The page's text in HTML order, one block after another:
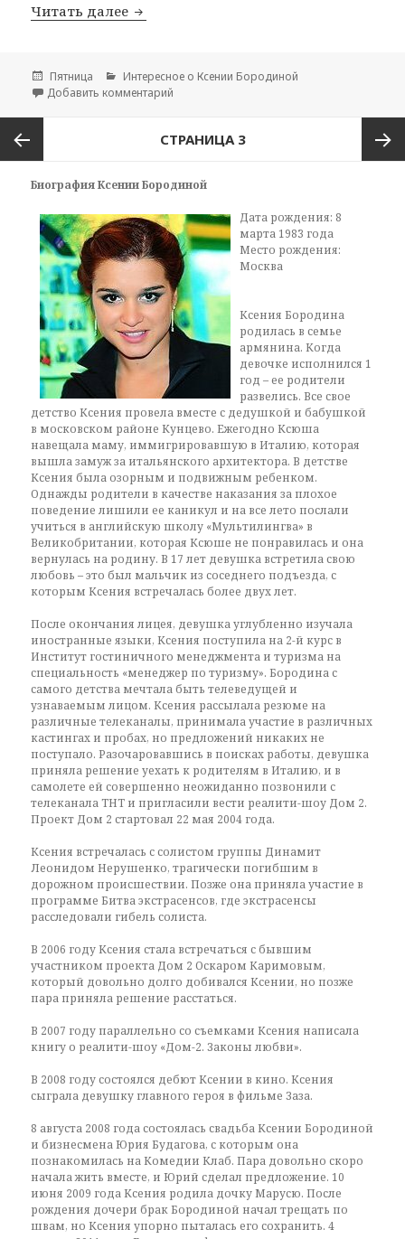
Читать далее Директор Ксении Бородиной
Опубликовано
Пятница Рубрики
Интересное о Ксении Бородиной
Добавить комментарий
по
Предыдущая
страница
СТРАНИЦА3
Биография Ксении Бородиной
Дата рождения: 8
марта 1983 года
Место рождения:
Москва
Ксения Бородина
родилась в семье
армянина. Когда
девочке исполнился 1
год – ее родители
развелись. Все свое
детство Ксения провела вместе с дедушкой и бабушкой
в московском районе Кунцево. Ежегодно Ксюша
навещала маму, иммигрировавшую в Италию, которая
вышла замуж за итальянского архитектора. В детстве
Ксения была озорным и подвижным ребенком.
Однажды родители в качестве наказания за плохое
поведение лишили ее каникул и на все лето послали
учиться в английскую школу «Мультилингва» в
Великобритании, которая Ксюше не понравилась и она
вернулась на родину. В 17 лет девушка встретила свою
любовь – это был мальчик из соседнего подъезда, с
которым Ксения встречалась более двух лет.
После окончания лицея, девушка углубленно изучала
иностранные языки, Ксения поступила на 2-й курс в
Институт гостиничного менеджмента и туризма на
специальность «менеджер по туризму». Бородина с
самого детства мечтала быть телеведущей и
узнаваемым лицом. Ксения рассылала резюме на
различные телеканалы, принимала участие в различных
кастингах и пробах, но предложений никаких не
поступало. Разочаровавшись в поисках работы, девушка
приняла решение уехать к родителям в Италию, и в
самолете ей совершенно неожиданно позвонили с
телеканала ТНТ и пригласили вести реалити-шоу Дом 2.
Проект Дом 2 стартовал 22 мая 2004 года.
Ксения встречалась с солистом группы Динамит
Леонидом Нерушенко, трагически погибшим в
дорожном происшествии. Позже она приняла участие в
программе Битва экстрасенсов, где экстрасенсы
расследовали гибель солиста.
В 2006 году Ксения стала встречаться с бывшим
участником проекта Дом 2 Оскаром Каримовым,
который довольно долго добивался Ксении, но позже
пара приняла решение расстаться.
В 2007 году параллельно со съемками Ксения написала
книгу о реалити-шоу «Дом-2. Законы любви».
В 2008 году состоялся дебют Ксении в кино. Ксения
сыграла девушку главного героя в фильме Заза.
8 августа 2008 года состоялась свадьба Ксении Бородиной
и бизнесмена Юрия Будагова, с которым она
познакомилась на Комедии Клаб. Пара довольно скоро
начала жить вместе, и Юрий сделал предложение. 10
июня 2009 года Ксения родила дочку Марусю. После
рождения дочери брак Бородиной начал трещать по
швам, но Ксения упорно пыталась его сохранить. 4